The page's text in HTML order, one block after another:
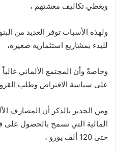
ويغطي تكاليف معشتهم ،
ولهذه الأسباب توفر العديد من
للبدء بمشاريع استثمارية صغيرة،
وخاصةً وأن المجتمع الألماني
على سياسة الاقتراض وطلب
ومن الجدير بالذكر أن المصارف
حتى 120 ألف يورو ،